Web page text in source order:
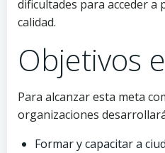
dificultades para acceder a
calidad.
Objetivos
Para alcanzar esta meta
organizaciones
Formar y capacitar a